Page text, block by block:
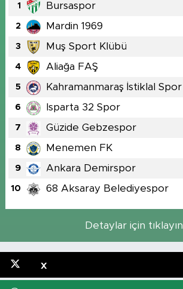
1 Bursaspor
2 Mardin 1969
3 Muş Sport Klübü
4 Aliağa FAŞ
5 Kahramanmaraş İstiklal Spor
6 Isparta 32 Spor
7 Güzide Gebzespor
8 Menemen FK
9 Ankara Demirspor
10 68 Aksaray Belediyespor
Detaylar için tıklayın
X